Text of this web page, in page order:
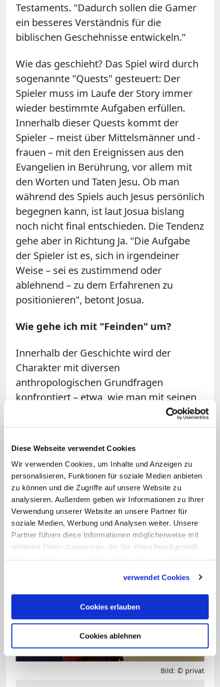
Diese Webseite verwendet Cookies
Wir verwenden Cookies, um Inhalte und Anzeigen zu
personalisieren, Funktionen für soziale Medien anbieten
zu können und die Zugriffe auf unsere Website zu
analysieren. Außerdem geben wir Informationen zu Ihrer
Verwendung unserer Website an unsere Partner für
soziale Medien, Werbung und Analysen weiter. Unsere
Partner führen diese Informationen möglicherweise mit
weiteren Daten zusammen, die Sie ihnen bereitgestellt
verwendet Cookies
Cookies erlauben
Cookies ablehnen
Testaments. "Dadurch sollen die Gamer
ein besseres Verständnis für die
biblischen Geschehnisse entwickeln."
Wie das geschieht? Das Spiel wird durch
sogenannte "Quests" gesteuert: Der
Spieler muss im Laufe der Story immer
wieder bestimmte Aufgaben erfüllen.
Innerhalb dieser Quests kommt der
Spieler – meist über Mittelsmänner und -
frauen – mit den Ereignissen aus den
Evangelien in Berührung, vor allem mit
den Worten und Taten Jesu. Ob man
während des Spiels auch Jesus persönlich
begegnen kann, ist laut Josua bislang
noch nicht final entschieden. Die Tendenz
gehe aber in Richtung Ja. "Die Aufgabe
der Spieler ist es, sich in irgendeiner
Weise – sei es zustimmend oder
ablehnend – zu dem Erfahrenen zu
positionieren", betont Josua.
Wie gehe ich mit "Feinden" um?
Innerhalb der Geschichte wird der
Charakter mit diversen
anthropologischen Grundfragen
konfrontiert – etwa, wie man mit seinen
Feinden oder der Stigmatisierung
Bibelstellen ein – und zwar auf eine
Weise, die nicht belehrend ist, sondern
eine andere Deutungsperspektive
eröffnet." Der Charakter könne sich auch
für das "Falsche" entscheiden. Meistens
kann man zwischen drei Optionen
Bild: © privat